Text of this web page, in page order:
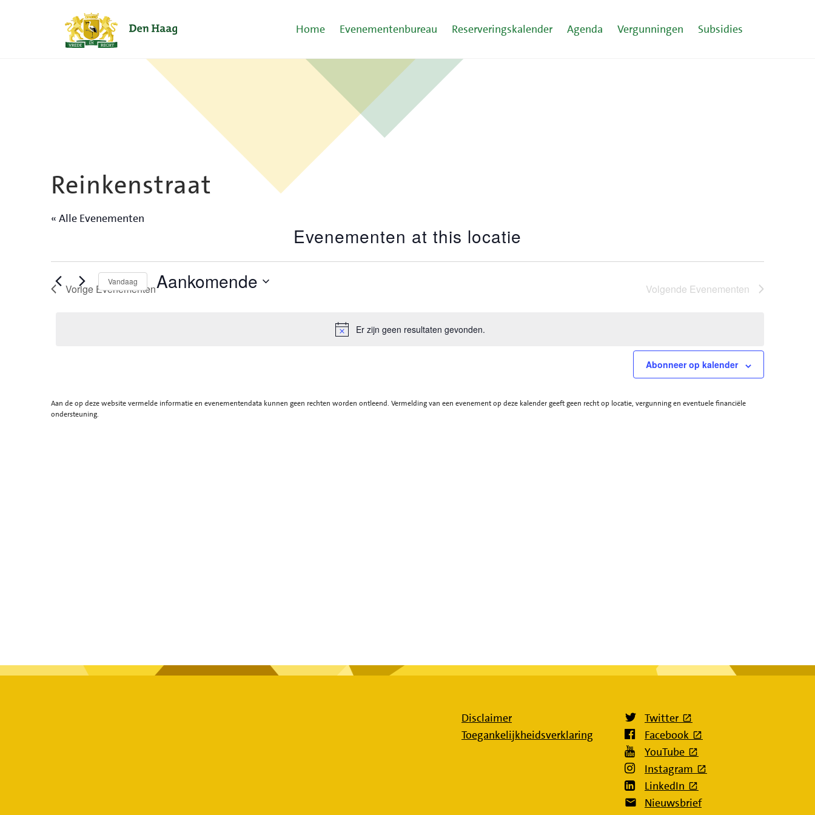
Naar content
Home Evenementenbureau Reserveringskalender Agenda Vergunningen Subsidies
Reinkenstraat
« Alle Evenementen
Evenementen at this locatie
Bericht
Er zijn geen resultaten gevonden.
Vandaag Aankomende
Vorige Evenementen Volgende Evenementen
Abonneer op kalender
Aan de op deze website vermelde informatie en evenementendata kunnen geen rechten worden ontleend. Vermelding van een evenement op deze kalender geeft geen recht op locatie, vergunning en eventuele financiële
ondersteuning.
Disclaimer
Toegankelijkheidsverklaring
Twitter
Facebook
YouTube
Instagram
LinkedIn
Nieuwsbrief